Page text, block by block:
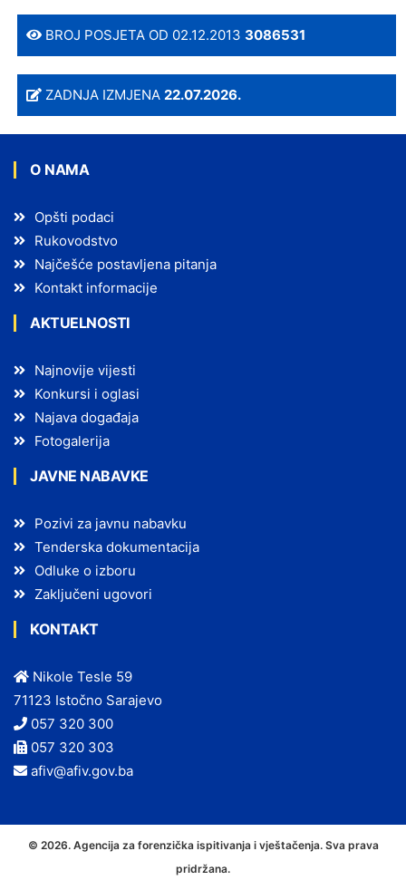
BROJ POSJETA OD 02.12.20133086531
ZADNJA IZMJENA22.07.2026.
O NAMA
Opšti podaci
Rukovodstvo
Najčešće postavljena pitanja
Kontakt informacije
AKTUELNOSTI
Najnovije vijesti
Konkursi i oglasi
Najava događaja
Fotogalerija
JAVNE NABAVKE
Pozivi za javnu nabavku
Tenderska dokumentacija
Odluke o izboru
Zaključeni ugovori
KONTAKT
Nikole Tesle 59
71123 Istočno Sarajevo
057 320 300
057 320 303
afiv@afiv.gov.ba
© 2026. Agencija za forenzička ispitivanja i vještačenja. Sva prava
pridržana.